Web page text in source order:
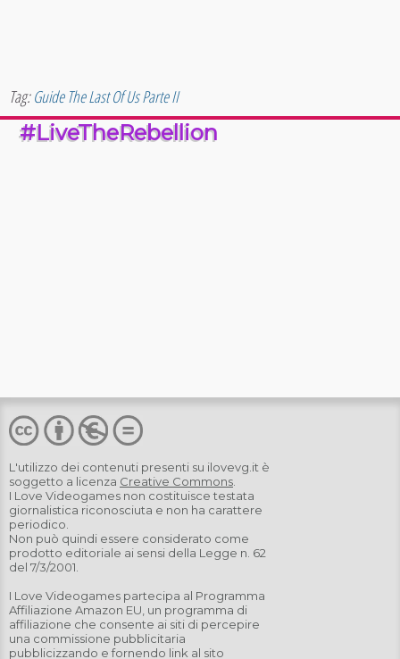
Tag:Guide The Last Of Us Parte II
#LiveTheRebellion
L'utilizzo dei contenuti presenti su ilovevg.it è
soggetto a licenza Creative Commons
I Love Videogames non costituisce testata
giornalistica riconosciuta e non ha carattere
periodico.
Non può quindi essere considerato come
prodotto editoriale ai sensi della Legge n. 62
del 7/3/2001.
I Love Videogames partecipa al Programma
Affiliazione Amazon EU, un programma di
affiliazione che consente ai siti di percepire
una commissione pubblicitaria
pubblicizzando e fornendo link al sito